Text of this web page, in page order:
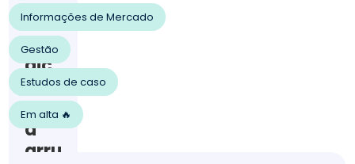
s
50
4
dic
as
par
a
arru
Informações de Mercado
Gestão
Estudos de caso
Em alta 🔥